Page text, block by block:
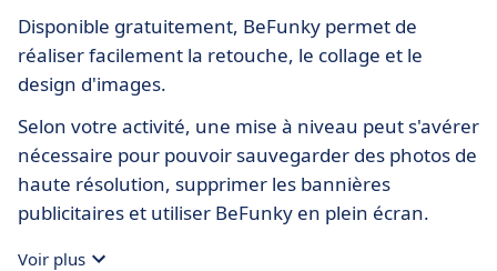
Disponible gratuitement, BeFunky permet de
réaliser facilement la retouche, le collage et le
design d'images.
Selon votre activité, une mise à niveau peut s'avérer
nécessaire pour pouvoir sauvegarder des photos de
haute résolution, supprimer les bannières
publicitaires et utiliser BeFunky en plein écran.
Voir plus